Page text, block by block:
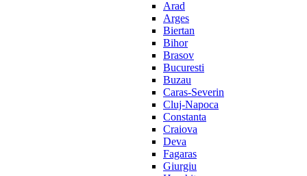
Arad
Arges
Biertan
Bihor
Brasov
Bucuresti
Buzau
Caras-Severin
Cluj-Napoca
Constanta
Craiova
Deva
Fagaras
Giurgiu